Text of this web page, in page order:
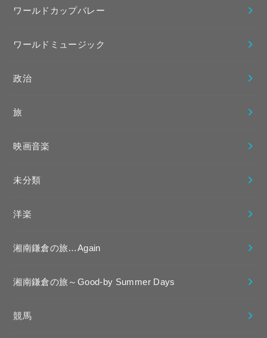
ワールドカップバレー
ワールドミュージック
政治
旅
映画音楽
未分類
洋楽
湘南鎌倉の旅…Again
湘南鎌倉の旅～Good-by Summer Days
競馬